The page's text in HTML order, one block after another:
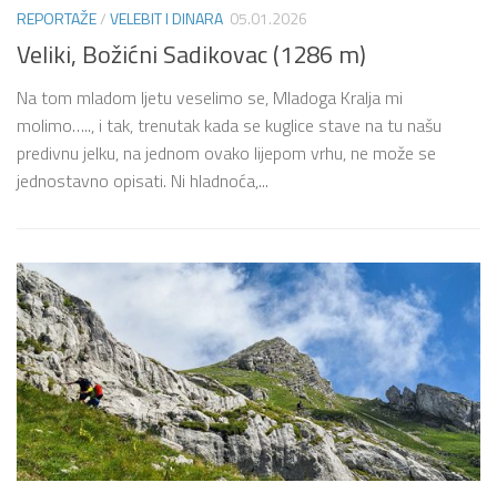
REPORTAŽE/VELEBIT I DINARA 05.01.2026
Veliki, Božićni Sadikovac (1286 m)
Na tom mladom ljetu veselimo se, Mladoga Kralja mi
molimo….., i tak, trenutak kada se kuglice stave na tu našu
predivnu jelku, na jednom ovako lijepom vrhu, ne može se
jednostavno opisati. Ni hladnoća,...